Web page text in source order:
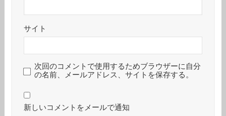
サイト
次回のコメントで使用するためブラウザーに自分
の名前、メールアドレス、サイトを保存する。
新しいコメントをメールで通知